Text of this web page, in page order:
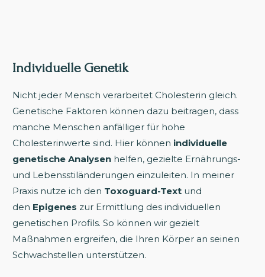
Individuelle Genetik
Nicht jeder Mensch verarbeitet Cholesterin gleich.
Genetische Faktoren können dazu beitragen, dass
manche Menschen anfälliger für hohe
Cholesterinwerte sind. Hier können individuelle
genetische Analysen helfen, gezielte Ernährungs-
und Lebensstiländerungen einzuleiten. In meiner
Praxis nutze ich den Toxoguard-Text und
den Epigenes zur Ermittlung des individuellen
genetischen Profils. So können wir gezielt
Maßnahmen ergreifen, die Ihren Körper an seinen
Schwachstellen unterstützen.